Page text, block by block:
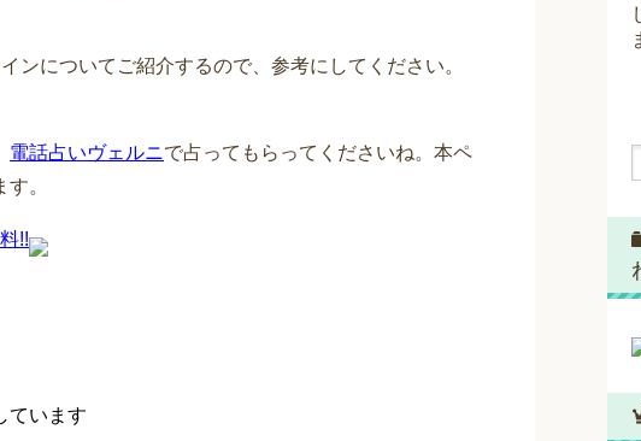
ンについてご紹介するので、参考にしてください。
電話占いヴェルニで占ってもらってくださいね。本ペ
。
!!
ています